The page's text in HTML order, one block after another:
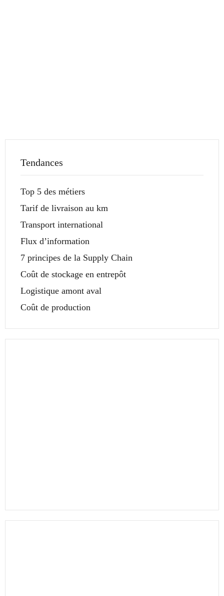
Tendances
Top 5 des métiers
Tarif de livraison au km
Transport international
Flux d’information
7 principes de la Supply Chain
Coût de stockage en entrepôt
Logistique amont aval
Coût de production